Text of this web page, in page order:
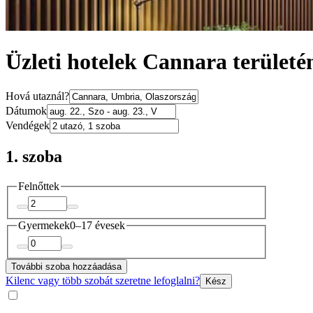
Üzleti hotelek Cannara
Hová utaznál?
Dátumok
Vendégek
1. szoba
Felnőttek
Gyermekek0–17 évesek
További szoba hozzáadása
Kilenc vagy több szobát szeretne lefoglalni? Kész